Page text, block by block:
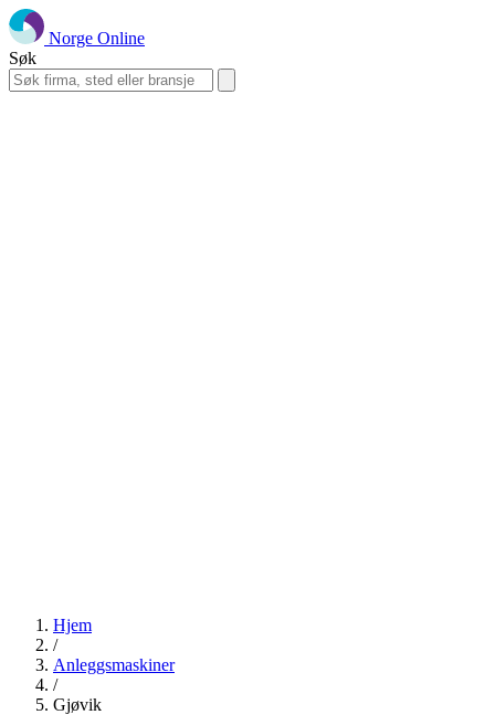
Norge Online
Søk
Hjem
/
Anleggsmaskiner
/
Gjøvik